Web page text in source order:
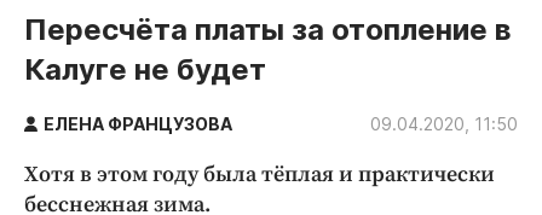
Обнинск
Статьи
Народные новости
Авто и транспорт
Благоустройство
Пересчёта платы за отопление в
Калуге не будет
ЕЛЕНА ФРАНЦУЗОВА 09.04.2020, 11:50
Хотя в этом году была тёплая и практически
бесснежная зима.